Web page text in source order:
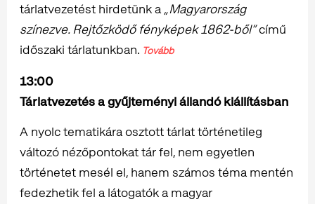
tárlatvezetést hirdetünk a„Magyarország
színezve. Rejtőzködő fényképek 1862-ből”című
időszaki tárlatunkban. Tovább
13:00
Tárlatvezetés a gyűjteményi állandó kiállításban
A nyolc tematikára osztott tárlat történetileg
változó nézőpontokat tár fel, nem egyetlen
történetet mesél el, hanem számos téma mentén
fedezhetik fel a látogatók a magyar